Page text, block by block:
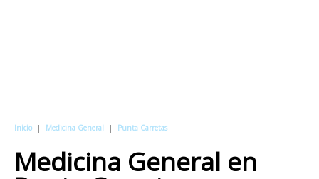
Inicio | Medicina General | Punta Carretas
Medicina General en